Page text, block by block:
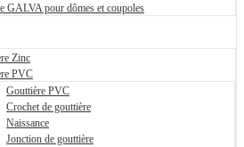
GALVA pour dômes et coupoles
Zinc
PVC
Gouttière PVC
Crochet de gouttière
Naissance
Jonction de gouttière